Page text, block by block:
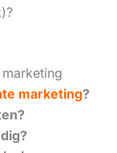
marketing?